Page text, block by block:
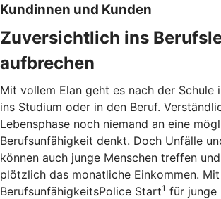
Kundinnen und Kunden
Zuversichtlich ins
aufbrechen
Mit vollem Elan geht es nach der Schule
ins Studium oder in den Beruf.
Lebensphase noch niemand an eine
Berufsunfähigkeit denkt. Doch Unfälle
können auch junge Menschen treffen
plötzlich das monatliche Einkommen.
BerufsunfähigkeitsPolice Start1 für junge